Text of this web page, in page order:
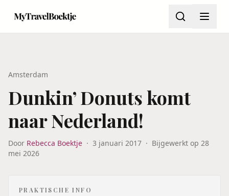
Amsterdam
Dunkin’ Donuts komt
naar Nederland!
Door Rebecca Boektje · 3 januari 2017 · Bijgewerkt op 28
mei 2026
PRAKTISCHE INFO